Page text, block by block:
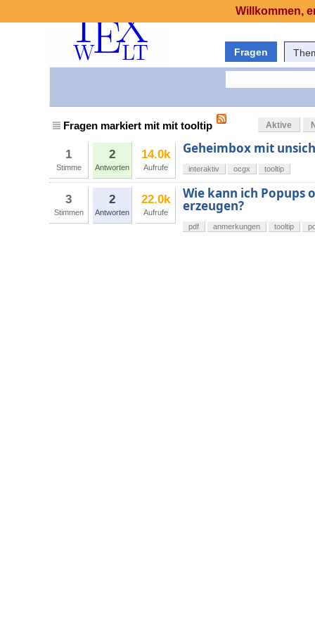
Fragen
Fragen markiert mit mit tooltip Aktive
1
Stimme
2
Antworten
14.0k
Aufrufe
Geheimbox mit
interaktiv ocgx tooltip
3
Stimmen
2
Antworten
22.0k
Aufrufe
Wie kann ich Popups
erzeugen?
pdf anmerkungen tooltip
Willkommen,